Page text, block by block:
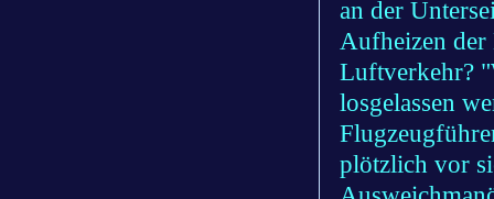
an der
Aufheizen
Luftverkehr?
losgelassen
plötzlich vor